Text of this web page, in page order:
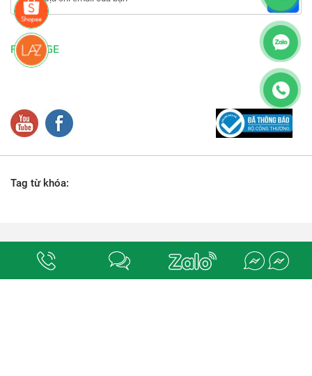
FANPAGE
Tag từ khóa:
Địa chỉ:số 78-80, đường M1 (số 18), phường Bình Hưng Hòa, quận Bình Tân,
Tp. Hồ Chí Minh.
. Chịu trách nhiệm nội dungĐIỆN NƯỚC QUỐC DŨNG